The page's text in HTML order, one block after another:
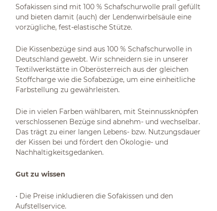
Sofakissen sind mit 100 % Schafschurwolle prall gefüllt
und bieten damit (auch) der Lendenwirbelsäule eine
vorzügliche, fest-elastische Stütze.
Die Kissenbezüge sind aus 100 % Schafschurwolle in
Deutschland gewebt. Wir schneidern sie in unserer
Textilwerkstätte in Oberösterreich aus der gleichen
Stoffcharge wie die Sofabezüge, um eine einheitliche
Farbstellung zu gewährleisten.
Die in vielen Farben wählbaren, mit Steinnussknöpfen
verschlossenen Bezüge sind abnehm- und wechselbar.
Das trägt zu einer langen Lebens- bzw. Nutzungsdauer
der Kissen bei und fördert den Ökologie- und
Nachhaltigkeitsgedanken.
Gut zu wissen
• Die Preise inkludieren die Sofakissen und den
Aufstellservice.